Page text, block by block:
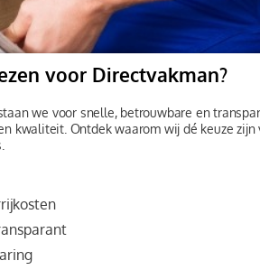
voor Directvakman?
we voor snelle, betrouwbare en
kwaliteit. Ontdek waarom wij dé keuze zijn